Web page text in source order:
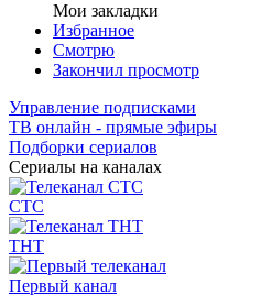
Мои закладки
Избранное
Смотрю
Закончил просмотр
Управление подписками
ТВ онлайн - прямые эфиры
Подборки сериалов
Сериалы на каналах
СТС
ТНТ
Первый канал